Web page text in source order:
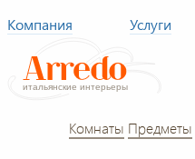
Компания Услуги
Комнаты Предметы